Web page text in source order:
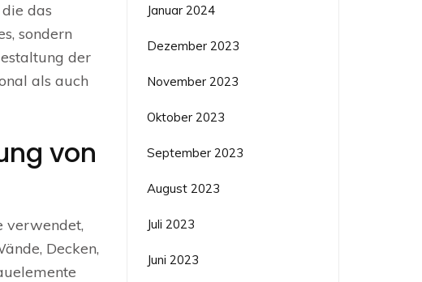
das
sondern
der
als auch
von
verwendet,
Decken,
Januar 2024
Dezember 2023
November 2023
Oktober 2023
September 2023
August 2023
Juli 2023
Juni 2023